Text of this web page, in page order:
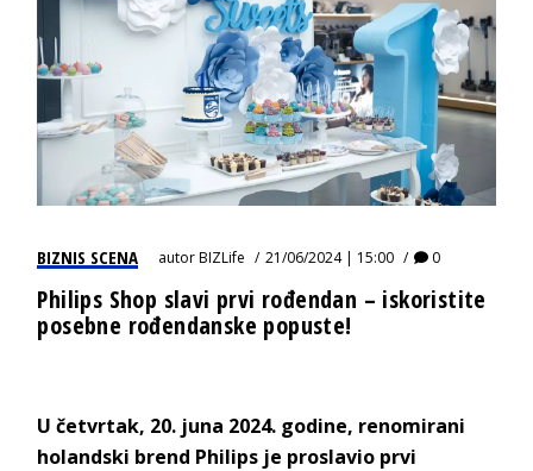
BIZNIS SCENA autorBIZLife 21/06/2024 | 15:00 0
Philips Shop slavi prvi rođendan – iskoristite
posebne rođendanske popuste!
U četvrtak, 20. juna 2024. godine, renomirani
holandski brend Philips je proslavio prvi